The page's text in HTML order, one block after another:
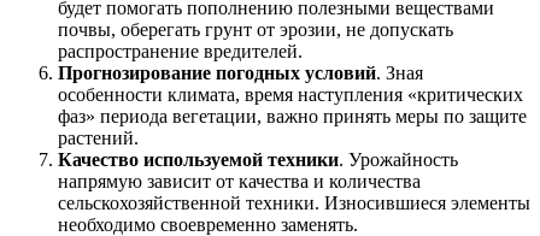
будет помогать пополнению полезными веществами
почвы, оберегать грунт от эрозии, не допускать
распространение вредителей.
Прогнозирование погодных условий. Зная
особенности климата, время наступления «критических
фаз» периода вегетации, важно принять меры по защите
растений.
Качество используемой техники. Урожайность
напрямую зависит от качества и количества
сельскохозяйственной техники. Износившиеся элементы
необходимо своевременно заменять.